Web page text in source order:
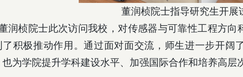
董润桢院士指导研究生开展
润桢院士此次访问我校，对传感器与可靠性工程方向
了积极推动作用。通过面对面交流，师生进一步开阔
也为学院提升学科建设水平、加强国际合作和培养高层